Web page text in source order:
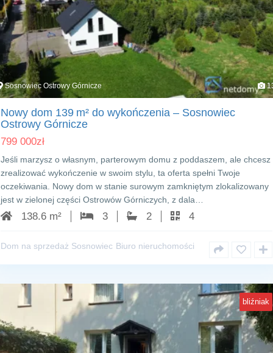
Sosnowiec Ostrowy Górnicze
Nowy dom 139 m² do wykończenia – Sosnowiec
Ostrowy Górnicze
799 000zł
Jeśli marzysz o własnym, parterowym domu z poddaszem, ale chcesz
zrealizować wykończenie w swoim stylu, ta oferta spełni Twoje
oczekiwania. Nowy dom w stanie surowym zamkniętym zlokalizowany
jest w zielonej części Ostrowów Górniczych, z dala…
138.6 m² 3 2 4
Dom na sprzedaż Sosnowiec Biuro nieruchomości
bliźniak